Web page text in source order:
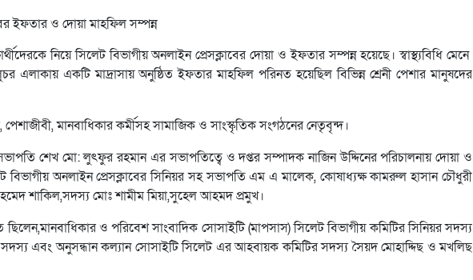
নিয়ে সিলেট বিভাগীয় অনলাইন প্রেসক্লাবের দোয়া ও ইফতার সম্পন্ন হয়েছে। স্বাস্থ্যবিধি মেনে
এলাকায় একটি মাদ্রাসায় অনুষ্ঠিত ইফতার মাহফিল পরিনত হয়েছিল বিভিন্ন শ্রেনী পেশার মানুষদের
মানবাধিকার কর্মীসহ সামাজিক ও সাংস্কৃতিক সংগঠনের নেতৃবৃন্দ।
শেখ মো: লুৎফুর রহমান এর সভাপতিত্বে ও দপ্তর সম্পাদক নাজিন উদ্দিনের পরিচালনায় দোয়া ও
বিভাগীয় অনলাইন প্রেসক্লাবের সিনিয়র সহ সভাপতি এম এ মালেক, কোষাধ্যক্ষ কামরুল হাসান চৌধুরী
শাকিল,সদস্য মোঃ শামীম মিয়া,সুহেল আহমদ প্রমুখ।
ছিলেন,মানবাধিকার ও পরিবেশ সাংবাদিক সোসাইটি (মাপসাস) সিলেট বিভাগীয় কমিটির সিনিয়র সদস্য
এবং অনুসন্ধান কল্যান সোসাইটি সিলেট এর আহবায়ক কমিটির সদস্য সৈয়দ মোহাদ্দিছ ও মখলিছ